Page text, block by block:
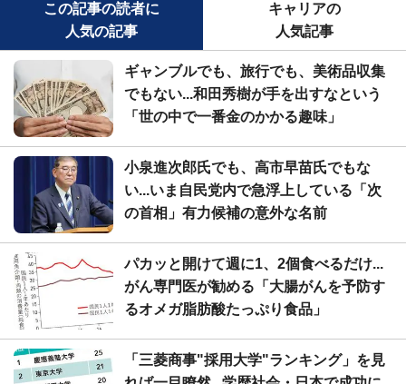
この記事の読者に
人気の記事
キャリアの
人気記事
ギャンブルでも、旅行でも、美術品収集
でもない...和田秀樹が手を出すなという
「世の中で一番金のかかる趣味」
小泉進次郎氏でも、高市早苗氏でもな
い...いま自民党内で急浮上している「次
の首相」有力候補の意外な名前
パカッと開けて週に1、2個食べるだけ...
がん専門医が勧める「大腸がんを予防す
るオメガ脂肪酸たっぷり食品」
「三菱商事"採用大学"ランキング」を見